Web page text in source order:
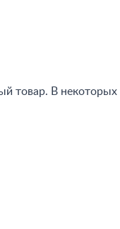
товар. В